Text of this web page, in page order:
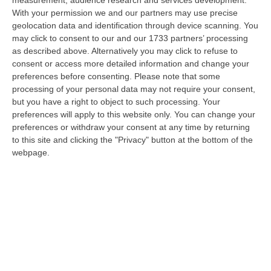
With your permission we and our partners may use precise
geolocation data and identification through device scanning. You
may click to consent to our and our 1733 partners’ processing
as described above. Alternatively you may click to refuse to
consent or access more detailed information and change your
preferences before consenting.
Please note that some
processing of your personal data may not require your consent,
but you have a right to object to such processing. Your
preferences will apply to this website only. You can change your
preferences or withdraw your consent at any time by returning
to this site and clicking the "Privacy" button at the bottom of the
webpage.
Vinitaly And The City Sbarca A Reggio Calabria: Due Giorni Tra
Vino, Cooking Show E Concerti – FOTO
“REGGIO CALABRIA Dopo le tre edizioni ospitate a Sibari, Vinitaly and the
City arriva per la prima volta a Reggio Calabria. Da oggi 8 agosto…
08 Agosto, 9:29
I Forzati Del Caldo: Fra Lamenti E Comportamenti
“La giornata di ieri, venerdì 7 agosto, ha segnato il culmine del terrorismo
mediatico sul caldo. Tutti i telegiornali hanno dedicato lunghi…
08 Agosto, 9:00